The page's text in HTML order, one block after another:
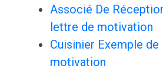
Associé De
lettre de motivation
Cuisinier Exemple
motivation